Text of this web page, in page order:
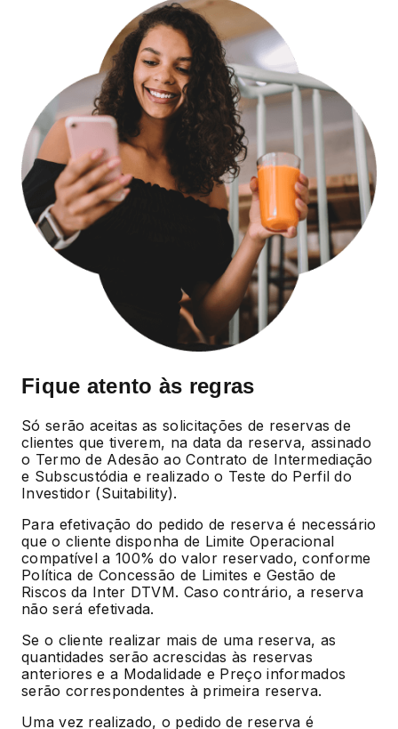
Fique atento às regras
Só serão aceitas as solicitações de reservas de
clientes que tiverem, na data da reserva, assinado
o Termo de Adesão ao Contrato de Intermediação
e Subscustódia e realizado o Teste do Perfil do
Investidor (Suitability).
Para efetivação do pedido de reserva é necessário
que o cliente disponha de Limite Operacional
compatível a 100% do valor reservado, conforme
Política de Concessão de Limites e Gestão de
Riscos da Inter DTVM. Caso contrário, a reserva
não será efetivada.
Se o cliente realizar mais de uma reserva, as
quantidades serão acrescidas às reservas
anteriores e a Modalidade e Preço informados
serão correspondentes à primeira reserva.
Uma vez realizado, o pedido de reserva é